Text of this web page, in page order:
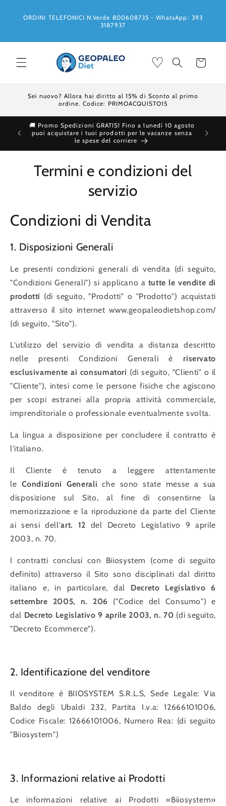
ai contenuti
ORDINI TELEFONICI N.Verde 800608735 - WhatsApp: 393
3187937
♡ Carrello
Sei nuovo? Allora hai diritto al 15% di Sconto al primo
ordine. Codice: PRIMOACQUISTO15
🚚 Promo Spedizioni GRATIS! Fino a lunedì 10 agosto
puoi acquistare i tuoi prodotti per le vacanze senza
le spese del corriere
Termini e condizioni del
servizio
Condizioni di Vendita
1. Disposizioni Generali
Le presenti condizioni generali di vendita (di seguito,
"Condizioni Generali") si applicano a tutte le vendite di
prodotti (di seguito, "Prodotti" o "Prodotto") acquistati
attraverso il sito internet www.geopaleodietshop.com/
(di seguito, "Sito").
L'utilizzo del servizio di vendita a distanza descritto
nelle presenti Condizioni Generali è riservato
esclusivamente ai consumatori (di seguito, "Clienti" o il
"Cliente"), intesi come le persone fisiche che agiscono
per scopi estranei alla propria attività commerciale,
imprenditoriale o professionale eventualmente svolta.
La lingua a disposizione per concludere il contratto è
l'italiano.
Il Cliente è tenuto a leggere attentamente
le Condizioni Generali che sono state messe a sua
disposizione sul Sito, al fine di consentirne la
memorizzazione e la riproduzione da parte del Cliente
ai sensi dell'art. 12 del Decreto Legislativo 9 aprile
2003, n. 70.
I contratti conclusi con Biiosystem (come di seguito
definito) attraverso il Sito sono disciplinati dal diritto
italiano e, in particolare, dal Decreto Legislativo 6
settembre 2005, n. 206 ("Codice del Consumo") e
dal Decreto Legislativo 9 aprile 2003, n. 70 (di seguito,
"Decreto Ecommerce").
2. Identificazione del venditore
Il venditore è BIIOSYSTEM S.R.L.S, Sede Legale: Via
Baldo degli Ubaldi 232, Partita I.v.a: 12666101006,
Codice Fiscale: 12666101006, Numero Rea: (di seguito
"Biiosystem")
3. Informazioni relative ai Prodotti
Le informazioni relative ai Prodotti «Biiosystem»